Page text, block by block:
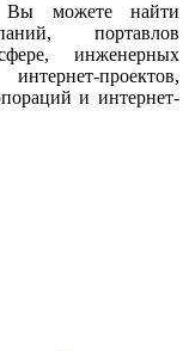
Вы можете найти
портавлов
инженерных
проектов,
и интернет-